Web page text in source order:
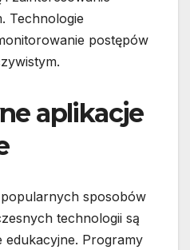
Technologie
postępów
aplikacje
sposobów
technologii są
edukacyjne. Programy